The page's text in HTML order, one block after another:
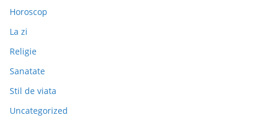
Horoscop
La zi
Religie
Sanatate
Stil de viata
Uncategorized